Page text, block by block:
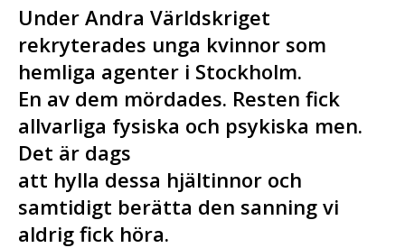
Under Andra Världskriget
rekryterades unga kvinnor som
hemliga agenter i Stockholm.
En av dem mördades. Resten fick
allvarliga fysiska och psykiska men.
Det är dags
att hylla dessa hjältinnor och
samtidigt berätta den sanning vi
aldrig fick höra.